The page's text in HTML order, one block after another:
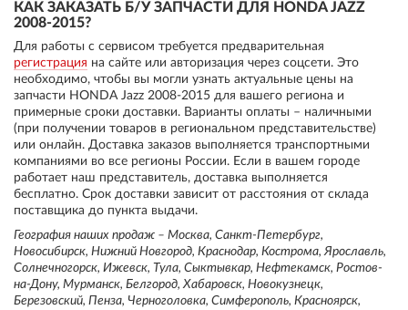
КАК ЗАКАЗАТЬ Б/У ЗАПЧАСТИ ДЛЯ HONDA JAZZ
2008-2015?
Для работы с сервисом требуется предварительная
регистрация на сайте или авторизация через соцсети. Это
необходимо, чтобы вы могли узнать актуальные цены на
запчасти HONDA Jazz 2008-2015 для вашего региона и
примерные сроки доставки. Варианты оплаты – наличными
(при получении товаров в региональном представительстве)
или онлайн. Доставка заказов выполняется транспортными
компаниями во все регионы России. Если в вашем городе
работает наш представитель, доставка выполняется
бесплатно. Срок доставки зависит от расстояния от склада
поставщика до пункта выдачи.
География наших продаж – Москва, Санкт-Петербург,
Новосибирск, Нижний Новгород, Краснодар, Кострома, Ярославль,
Солнечногорск, Ижевск, Тула, Сыктывкар, Нефтекамск, Ростов-
на-Дону, Мурманск, Белгород, Хабаровск, Новокузнецк,
Березовский, Пенза, Черноголовка, Симферополь, Красноярск,